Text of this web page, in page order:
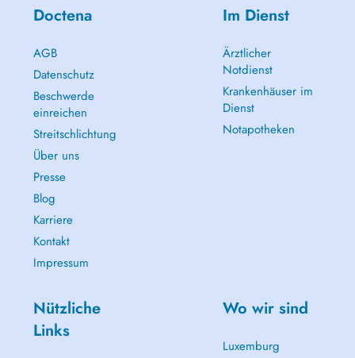
Doctena
AGB
Datenschutz
Beschwerde
einreichen
Streitschlichtung
Über uns
Presse
Blog
Karriere
Kontakt
Impressum
Im Dienst
Ärztlicher
Notdienst
Krankenhäuser im
Dienst
Notapotheken
Nützliche
Links
Wo wir sind
Luxemburg